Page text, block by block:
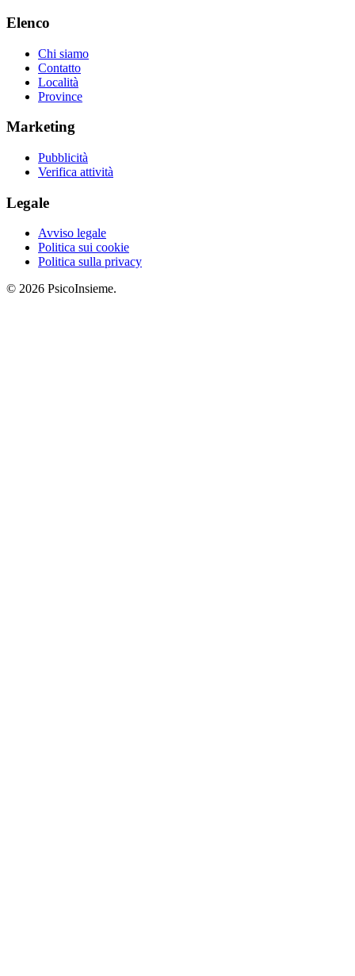
Elenco
Chi siamo
Contatto
Località
Province
Marketing
Pubblicità
Verifica attività
Legale
Avviso legale
Politica sui cookie
Politica sulla privacy
© 2026 PsicoInsieme.